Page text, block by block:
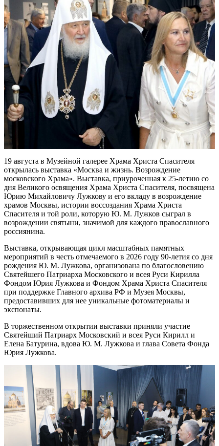
19 августа в Музейной галерее Храма Христа Спасителя
открылась выставка «Москва и жизнь. Возрождение
московского Храма». Выставка, приуроченная к 25-летию со
дня Великого освящения Храма Христа Спасителя, посвящена
Юрию Михайловичу Лужкову и его вкладу в возрождение
храмов Москвы, истории воссоздания Храма Христа
Спасителя и той роли, которую Ю. М. Лужков сыграл в
возрождении святыни, значимой для каждого православного
россиянина.
Выставка, открывающая цикл масштабных памятных
мероприятий в честь отмечаемого в 2026 году 90-летия со дня
рождения Ю. М. Лужкова, организована по благословению
Святейшего Патриарха Московского и всея Руси Кирилла
Фондом Юрия Лужкова и Фондом Храма Христа Спасителя
при поддержке Главного архива РФ и Музея Москвы,
предоставивших для нее уникальные фотоматериалы и
экспонаты.
В торжественном открытии выставки приняли участие
Святейший Патриарх Московский и всея Руси Кирилл и
Елена Батурина, вдова Ю. М. Лужкова и глава Совета Фонда
Юрия Лужкова.